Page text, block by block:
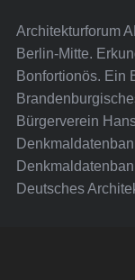
Architekturforum
Berlin-Mitte.
Bonfortionös. Ein
Bürgerverein
Deutsches